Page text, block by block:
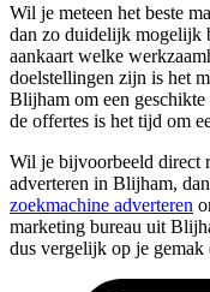
Wil je meteen het beste
dan zo duidelijk mogelijk
aankaart welke
doelstellingen zijn is het
Blijham om een
de offertes is het tijd om
Wil je bijvoorbeeld direct
adverteren in Blijham,
zoekmachine adverteren
marketing bureau uit
dus vergelijk op je